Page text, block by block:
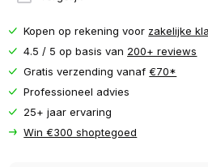
Kopen op rekening voor zakelijke
4.5 / 5 op basis van 200+ reviews
Gratis verzending vanaf€70*
Professioneel advies
25+ jaar ervaring
Win €300 shoptegoed